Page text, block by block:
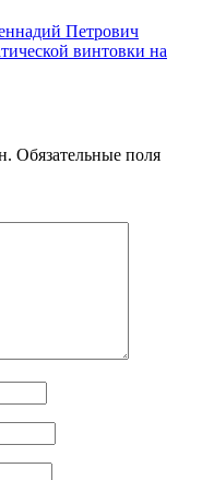
Петрович
винтовки на
Обязательные поля